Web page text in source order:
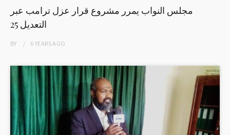
مجلس النواب يمرر مشروع قرار عزل ترامب عبر
التعديل 25
BY 6 YEARSAGO